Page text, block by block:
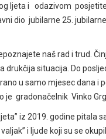
ljeta i odazivom
dio jubilarne 25.
naš rad i trud.
drukčija situacija. Do
u samo mjesec dana i
je gradonačelnik Vinko
iz 2019. godine pitala
i ljude koji su se